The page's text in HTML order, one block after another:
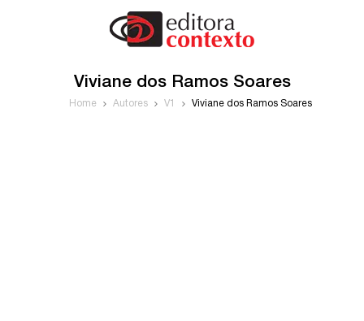
Viviane dos Ramos Soares
Home Autores V1 Viviane dos Ramos Soares